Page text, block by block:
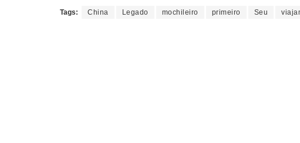
Tags: China Legado mochileiro primeiro Seu